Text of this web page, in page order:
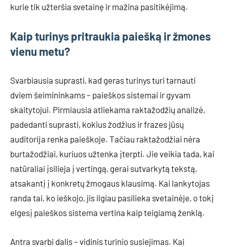
kurie tik užteršia svetainę ir mažina pasitikėjimą.
Kaip turinys pritraukia paiešką ir žmones
vienu metu?
Svarbiausia suprasti, kad geras turinys turi tarnauti
dviem šeimininkams – paieškos sistemai ir gyvam
skaitytojui. Pirmiausia atliekama raktažodžių analizė,
padedanti suprasti, kokius žodžius ir frazes jūsų
auditorija renka paieškoje. Tačiau raktažodžiai nėra
burtažodžiai, kuriuos užtenka įterpti. Jie veikia tada, kai
natūraliai įsilieja į vertingą, gerai sutvarkytą tekstą,
atsakantį į konkretų žmogaus klausimą. Kai lankytojas
randa tai, ko ieškojo, jis ilgiau pasilieka svetainėje, o tokį
elgesį paieškos sistema vertina kaip teigiamą ženklą.
Antra svarbi dalis – vidinis turinio susiejimas. Kai